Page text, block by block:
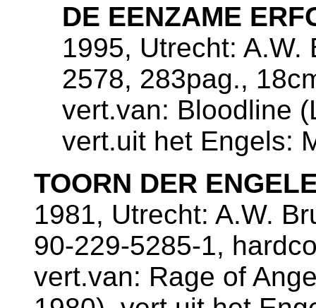
DE EENZAME
1995, Utrecht: A.W.
2578, 283pag.,
vert.van: Bloodline
vert.uit het Engels:
TOORN DER
1981, Utrecht: A.W.
90-229-5285-1,
vert.van: Rage of